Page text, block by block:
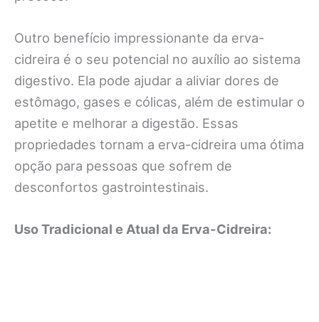
Outro benefício impressionante da erva-
cidreira é o seu potencial no auxílio ao sistema
digestivo. Ela pode ajudar a aliviar dores de
estômago, gases e cólicas, além de estimular o
apetite e melhorar a digestão. Essas
propriedades tornam a erva-cidreira uma ótima
opção para pessoas que sofrem de
desconfortos gastrointestinais.
Uso Tradicional e Atual da Erva-Cidreira: